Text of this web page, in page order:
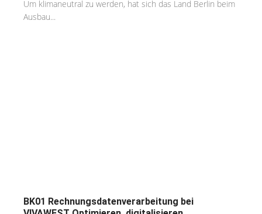
Um klimaneutral zu werden, hat sich das Land Berlin beim
Ausbau...
BK01 Rechnungsdatenverarbeitung bei